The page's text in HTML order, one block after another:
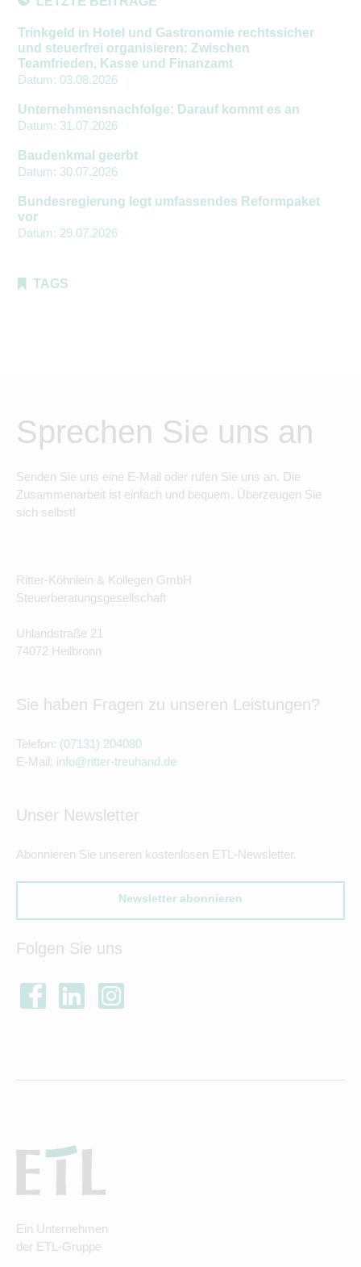
Trinkgeld in Hotel und Gastronomie rechtssicher
und steuerfrei organisieren: Zwischen
Teamfrieden, Kasse und Finanzamt
Datum: 03.08.2026
Unternehmensnachfolge: Darauf kommt es an
Datum: 31.07.2026
Baudenkmal geerbt
Datum: 30.07.2026
Bundesregierung legt umfassendes Reformpaket
vor
Datum: 29.07.2026
TAGS
Sprechen Sie uns an
Senden Sie uns eine E-Mail oder rufen Sie uns an. Die
Zusammenarbeit ist einfach und bequem. Überzeugen Sie
sich selbst!
Ritter-Köhnlein & Kollegen GmbH
Steuerberatungsgesellschaft
Uhlandstraße 21
74072 Heilbronn
Sie haben Fragen zu unseren Leistungen?
Telefon: (07131) 204080
E-Mail: info@ritter-treuhand.de
Unser Newsletter
Abonnieren Sie unseren kostenlosen ETL-Newsletter.
Newsletter abonnieren
Folgen Sie uns
Ein Unternehmen
der ETL-Gruppe